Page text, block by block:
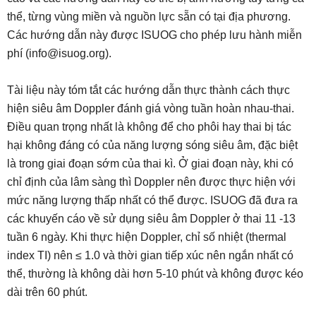
thể, từng vùng miền và nguồn lực sẵn có tại địa phương.
Các hướng dẫn này được ISUOG cho phép lưu hành miễn
phí (info@isuog.org).
Tài liệu này tóm tắt các hướng dẫn thực thành cách thực
hiện siêu âm Doppler đánh giá vòng tuần hoàn nhau-thai.
Điều quan trọng nhất là không để cho phôi hay thai bị tác
hại không đáng có của năng lượng sóng siêu âm, đặc biệt
là trong giai đoạn sớm của thai kì. Ở giai đoạn này, khi có
chỉ định của lâm sàng thì Doppler nên được thực hiện với
mức năng lượng thấp nhất có thể được. ISUOG đã đưa ra
các khuyến cáo về sử dụng siêu âm Doppler ở thai 11 -13
tuần 6 ngày. Khi thực hiện Doppler, chỉ số nhiệt (thermal
index TI) nên ≤ 1.0 và thời gian tiếp xúc nên ngắn nhất có
thể, thường là không dài hơn 5-10 phút và không được kéo
dài trên 60 phút.